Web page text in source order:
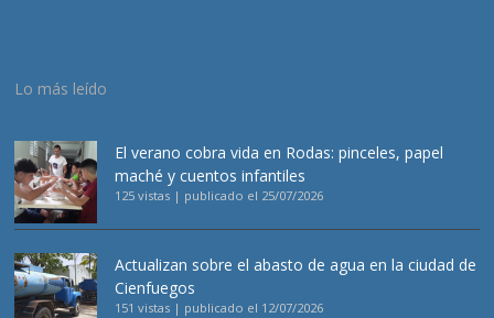
Lo más leído
El verano cobra vida en Rodas: pinceles, papel
maché y cuentos infantiles
125 vistas | publicado el 25/07/2026
Actualizan sobre el abasto de agua en la ciudad de
Cienfuegos
151 vistas | publicado el 12/07/2026